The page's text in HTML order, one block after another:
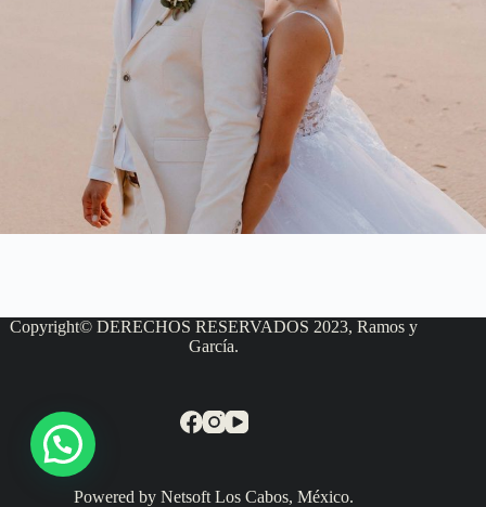
Copyright© DERECHOS RESERVADOS 2023, Ramos y
García.
Powered by Netsoft Los Cabos, México.